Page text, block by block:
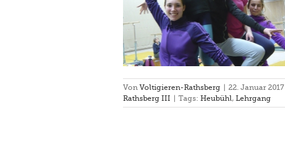
Von Voltigieren-Rathsberg 22. Januar 2017
Rathsberg III
Tags: Heubühl, Lehrgang